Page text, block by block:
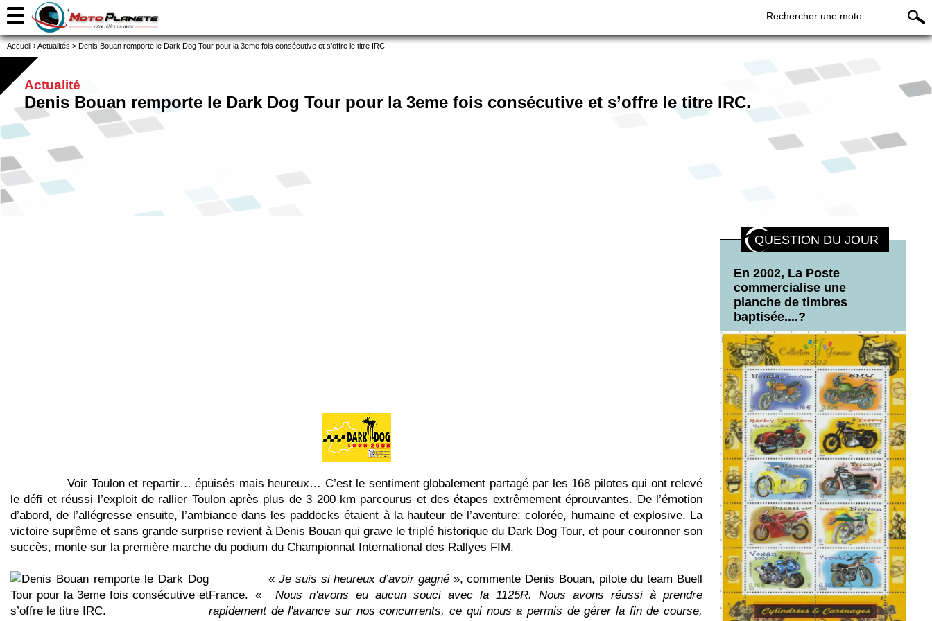
Rechercher une moto ...
Accueil ›Actualités > Denis Bouan remporte le Dark Dog Tour pour la 3eme fois consécutive et s’offre le titre IRC.
Actualité
Denis Bouan remporte le Dark Dog Tour pour la 3eme fois consécutive et s’offre le titre IRC.
Voir Toulon et repartir… épuisés mais heureux… C’est le sentiment globalement partagé par les 168 pilotes qui ont relevé
le défi et réussi l’exploit de rallier Toulon après plus de 3 200 km parcourus et des étapes extrêmement éprouvantes. De l’émotion
d’abord, de l’allégresse ensuite, l’ambiance dans les paddocks étaient à la hauteur de l’aventure: colorée, humaine et explosive. La
victoire suprême et sans grande surprise revient à Denis Bouan qui grave le triplé historique du Dark Dog Tour, et pour couronner son
succès, monte sur la première marche du podium du Championnat International des Rallyes FIM.
«Je suis si heureux d’avoir gagné», commente Denis Bouan, pilote du team Buell
France. « Nous n'avons eu aucun souci avec la 1125R. Nous avons réussi à prendre
rapidement de l'avance sur nos concurrents, ce qui nous a permis de gérer la fin de course,
QUESTION DU JOUR
En 2002, La Poste
commercialise une
planche de timbres
baptisée....?